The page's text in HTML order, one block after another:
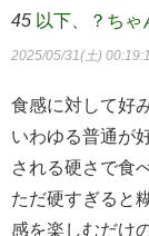
45 以下、？ち
2025/05/31(土)
食感に対して好
いわゆる普通が
される硬さで食
ただ硬すぎると
感を楽しむだけ